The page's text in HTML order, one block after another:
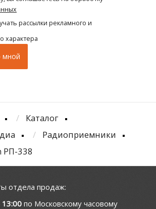
рассылки рекламного и
характера
Каталог
Радиоприемники
РП-338
отдела продаж:
по Московскому часовому